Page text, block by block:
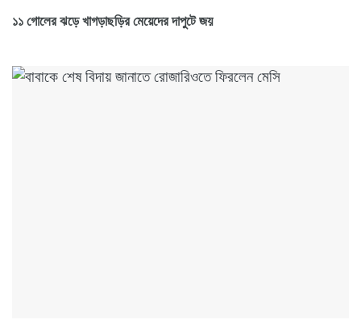
১১ গোলের ঝড়ে খাগড়াছড়ির মেয়েদের দাপুটে জয়